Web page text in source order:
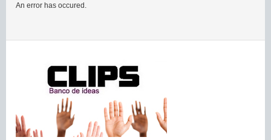
An error has occured.